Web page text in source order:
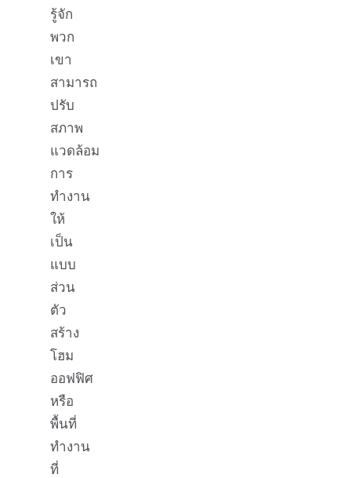
รู้จัก
พวก
เขา
สามารถ
ปรับ
สภาพ
แวดล้อม
การ
ทำงาน
ให้
เป็น
แบบ
ส่วน
ตัว
สร้าง
โฮม
ออฟฟิศ
หรือ
พื้นที่
ทำงาน
ที่